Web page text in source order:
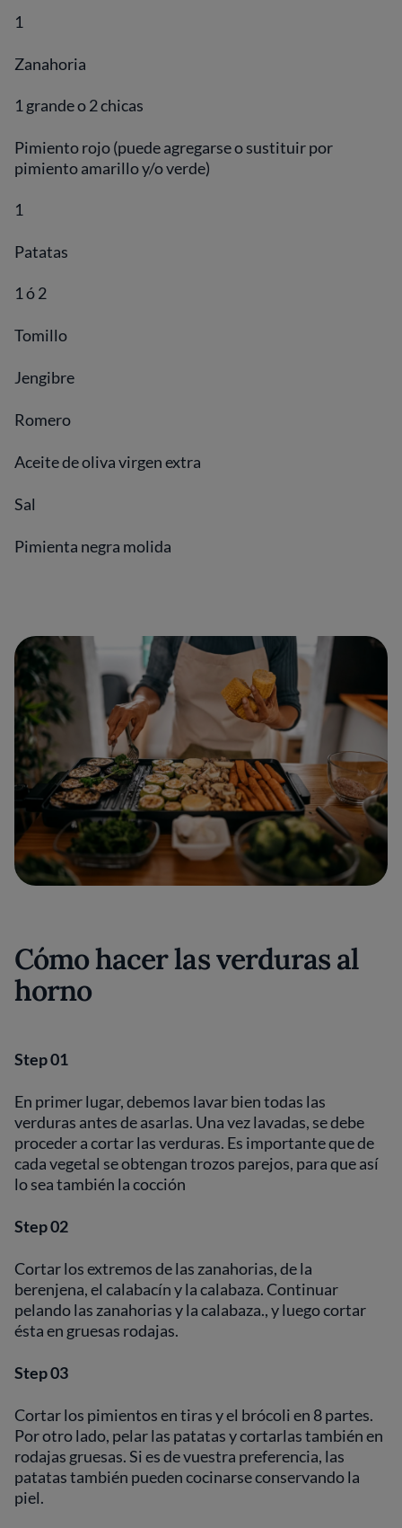
1
Zanahoria
1 grande o 2 chicas
Pimiento rojo (puede agregarse o sustituir por
pimiento amarillo y/o verde)
1
Patatas
1 ó 2
Tomillo
Jengibre
Romero
Aceite de oliva virgen extra
Sal
Pimienta negra molida
Cómo hacer las verduras al
horno
Step 01
En primer lugar, debemos lavar bien todas las
verduras antes de asarlas. Una vez lavadas, se debe
proceder a cortar las verduras. Es importante que de
cada vegetal se obtengan trozos parejos, para que así
lo sea también la cocción
Step 02
Cortar los extremos de las zanahorias, de la
berenjena, el calabacín y la calabaza. Continuar
pelando las zanahorias y la calabaza., y luego cortar
ésta en gruesas rodajas.
Step 03
Cortar los pimientos en tiras y el brócoli en 8 partes.
Por otro lado, pelar las patatas y cortarlas también en
rodajas gruesas. Si es de vuestra preferencia, las
patatas también pueden cocinarse conservando la
piel.